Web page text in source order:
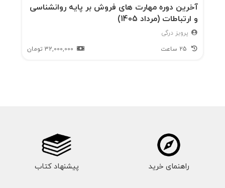
آخرین دوره مهارت های فروش بر پایه روانشناسی
و ارتباطات (مرداد 1405)
پرویز درگی
32,000,000 تومان
راهنمای خرید پیشنهاد کتاب